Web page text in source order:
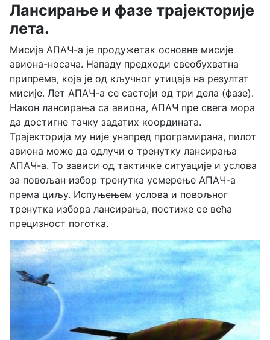
Лансирање и фазе трајекторије
лета.
Мисија АПАЧ-а је продужетак основне мисије
авиона-носача. Нападу предходи свеобухватна
припрема, која је од кључног утицаја на резултат
мисије. Лет АПАЧ-а се састоји од три дела (фазе).
Након лансирања са авиона, АПАЧ пре свега мора
да достигне тачку задатих координата.
Трајекторија му није унапред програмирана, пилот
авиона може да одлучи о тренутку лансирања
АПАЧ-а. То зависи од тактичке ситуације и услова
за повољан избор тренутка усмерење АПАЧ-а
према циљу. Испуњењем услова и повољног
трeнутка избора лансирања, постиже се већа
прецизност поготка.